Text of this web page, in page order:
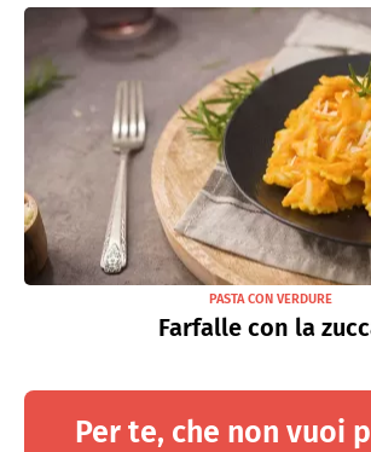
PASTA CON VERDURE
Farfalle con la
Per te, che non vuoi